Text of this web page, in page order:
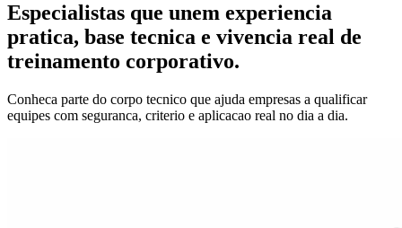
Especialistas que unem experiencia
pratica, base tecnica e vivencia real de
treinamento corporativo.
Conheca parte do corpo tecnico que ajuda empresas a qualificar
equipes com seguranca, criterio e aplicacao real no dia a dia.